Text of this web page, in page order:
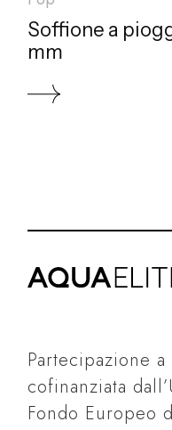
Soffione a
mm
Partecipazione
cofinanziata
Fondo Europeo